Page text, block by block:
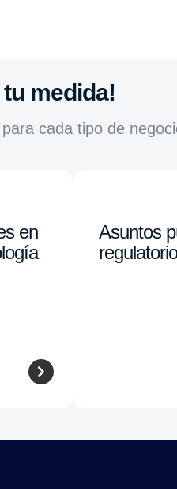
tu medida!
cada tipo de
en
Asuntos